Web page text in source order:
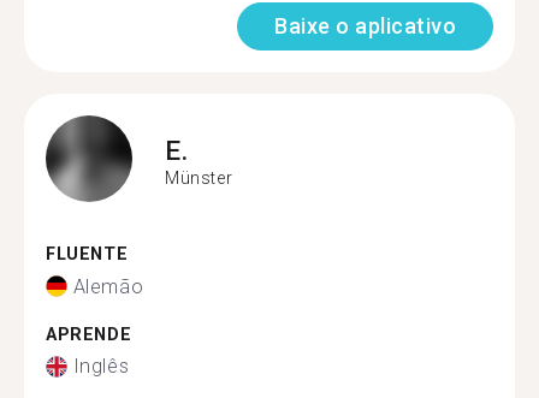
Baixe o aplicativo
E.
Münster
FLUENTE
Alemão
APRENDE
Inglês